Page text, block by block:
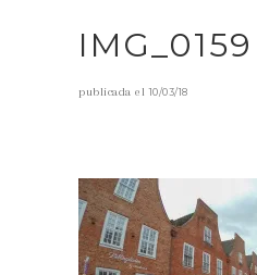
IMG_0159
publicada el10/03/18